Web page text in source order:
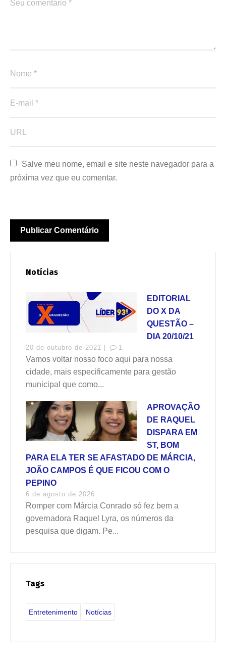
Salve meu nome, email e site neste navegador para a
próxima vez que eu comentar.
Notícias
EDITORIAL
DO X DA
QUESTÃO –
DIA 20/10/21
20 de outubro de 2021 | 1
Vamos voltar nosso foco aqui para nossa
cidade, mais especificamente para gestão
municipal que como...
APROVAÇÃO
DE RAQUEL
DISPARA EM
ST, BOM
PARA ELA TER SE AFASTADO DE MÁRCIA,
JOÃO CAMPOS É QUE FICOU COM O
PEPINO
6 de agosto de 2026
Romper com Márcia Conrado só fez bem a
governadora Raquel Lyra, os números da
pesquisa que digam. Pe...
Tags
Entretenimento Notícias